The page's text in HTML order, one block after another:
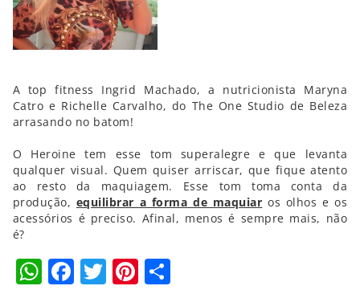
A top fitness Ingrid Machado, a nutricionista Maryna
Catro e Richelle Carvalho, do The One Studio de Beleza
arrasando no batom!
O Heroine tem esse tom superalegre e que levanta
qualquer visual. Quem quiser arriscar, que fique atento
ao resto da maquiagem. Esse tom toma conta da
produção, equilibrar a forma de maquiar os olhos e os
acessórios é preciso. Afinal, menos é sempre mais, não
é?
WhatsApp
Facebook
TwitterPinterest
Compartilhar